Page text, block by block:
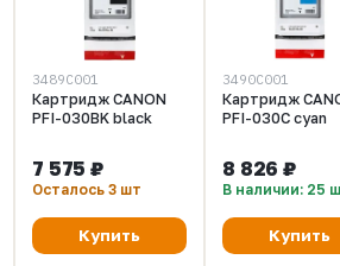
3489C001
Картридж CANON
PFI-030BK black
7 575 ₽
Осталось 3 шт
Купить
3490C001
Картридж
PFI-030C cyan
8 826 ₽
В наличии: 25
Купить